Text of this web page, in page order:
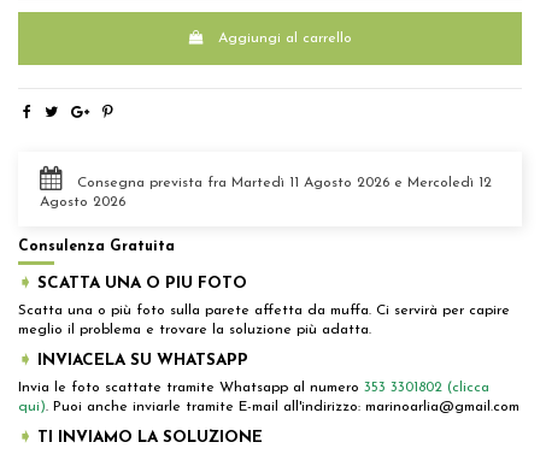
Aggiungi al carrello
Consegna prevista fra Martedì 11 Agosto 2026 e Mercoledì 12
Agosto 2026
Consulenza Gratuita
➧ SCATTA UNA O PIU FOTO
Scatta una o più foto sulla parete affetta da muffa. Ci servirà per capire
meglio il problema e trovare la soluzione più adatta.
➧ INVIACELA SU WHATSAPP
Invia le foto scattate tramite Whatsapp al numero 353 3301802 (clicca
qui). Puoi anche inviarle tramite E-mail all'indirizzo: marinoarlia@gmail.com
➧ TI INVIAMO LA SOLUZIONE